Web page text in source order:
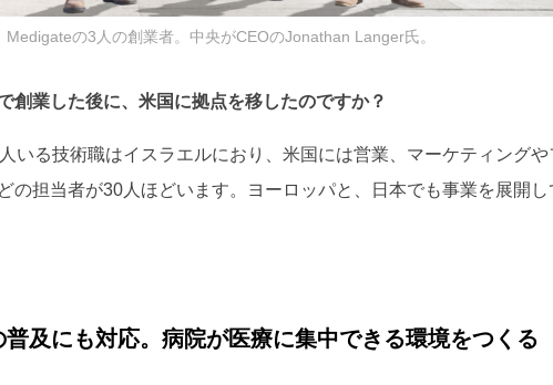
の3人の創業者。中央がCEOのJonathan Langer氏。
業した後に、米国に拠点を移したのですか？
いる技術職はイスラエルにおり、米国には営業、マーケティングや
の担当者が30人ほどいます。ヨーロッパと、日本でも事業を展開し
及にも対応。病院が医療に集中できる環境をつくる